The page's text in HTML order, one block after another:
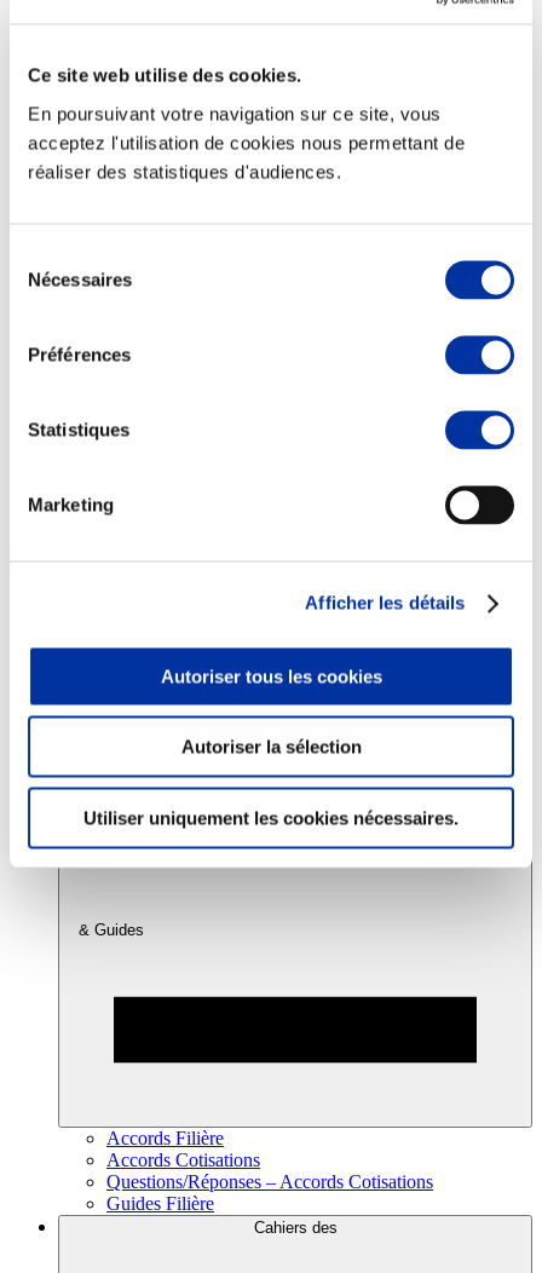
Ce site web utilise des cookies.
En poursuivant votre navigation sur ce site, vous
acceptez l'utilisation de cookies nous permettant de
réaliser des statistiques d'audiences.
Nécessaires
Préférences
Statistiques
Marketing
Afficher les détails
Autoriser tous les cookies
Autoriser la sélection
Utiliser uniquement les cookies nécessaires.
Transport – mise en marché
Abattoir
Viandes et santé
Juste rémunération et attractivité des métiers
Sources d’information
Accords
& Guides
Accords Filière
Accords Cotisations
Questions/Réponses – Accords Cotisations
Guides Filière
Cahiers des